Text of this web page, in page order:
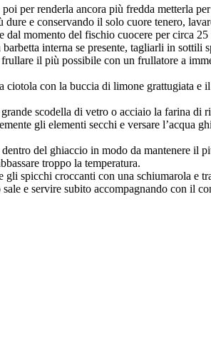
per renderla ancora più fredda metterla
e conservando il solo cuore tenero,
momento del fischio cuocere per circa
interna se presente, tagliarli in sottili
il più possibile con un frullatore a
con la buccia di limone grattugiata
scodella di vetro o acciaio la farina
gli elementi secchi e versare l’acqua
del ghiaccio in modo da mantenere
troppo la temperatura.
spicchi croccanti con una schiumarola e
e servire subito accompagnando con il